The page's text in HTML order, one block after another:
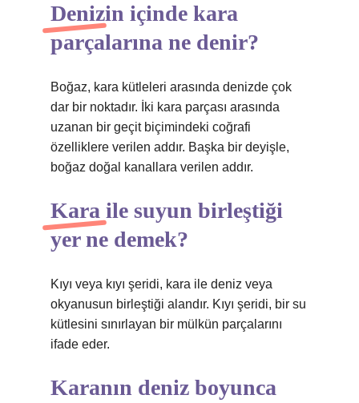
Denizin içinde kara
parçalarına ne denir?
Boğaz, kara kütleleri arasında denizde çok
dar bir noktadır. İki kara parçası arasında
uzanan bir geçit biçimindeki coğrafi
özelliklere verilen addır. Başka bir deyişle,
boğaz doğal kanallara verilen addır.
Kara ile suyun birleştiği
yer ne demek?
Kıyı veya kıyı şeridi, kara ile deniz veya
okyanusun birleştiği alandır. Kıyı şeridi, bir su
kütlesini sınırlayan bir mülkün parçalarını
ifade eder.
Karanın deniz boyunca